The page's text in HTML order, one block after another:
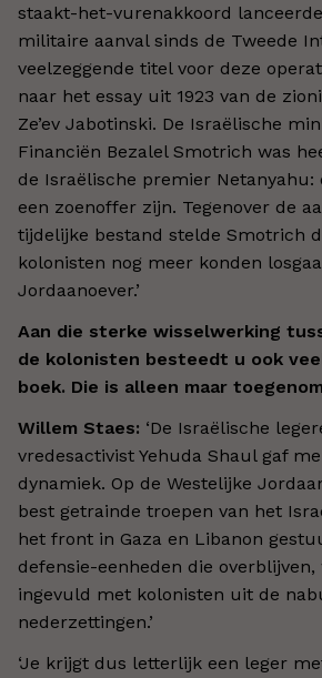
staakt-het-vurenakkoord
militaire aanval sinds de Tweede
veelzeggende titel voor deze
naar het essay uit 1923 van de
Ze’ev Jabotinski. De Israëlische
Financiën Bezalel Smotrich was
de Israëlische premier Netanyahu:
een zoenoffer zijn. Tegenover de
tijdelijke bestand stelde Smotrich
kolonisten nog meer konden
Jordaanoever.’
Aan die sterke wisselwerking
de kolonisten besteedt u ook
boek. Die is alleen maar
Willem Staes: ‘De Israëlische
vredesactivist Yehuda Shaul gaf
dynamiek. Op de Westelijke
best getrainde troepen van het
het front in Gaza en Libanon
defensie-eenheden die overblijven,
ingevuld met kolonisten uit de
nederzettingen.’
‘Je krijgt dus letterlijk een leger